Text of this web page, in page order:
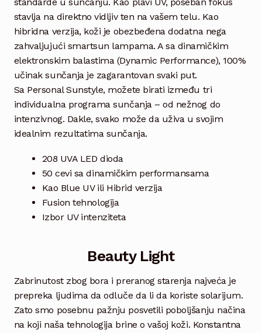
standarde u sunčanju. Kao plavi UV, poseban fokus
stavlja na direktno vidljiv ten na vašem telu. Kao
hibridna verzija, koži je obezbeđena dodatna nega
zahvaljujući smartsun lampama. A sa dinamičkim
elektronskim balastima (Dynamic Performance), 100%
učinak sunčanja je zagarantovan svaki put.
Sa Personal Sunstyle, možete birati između tri
individualna programa sunčanja – od nežnog do
intenzivnog. Dakle, svako može da uživa u svojim
idealnim rezultatima sunčanja.
208 UVA LED dioda
50 cevi sa dinamičkim performansama
Kao Blue UV ili Hibrid verzija
Fusion tehnologija
Izbor UV intenziteta
Beauty Light
Zabrinutost zbog bora i preranog starenja najveća je
prepreka ljudima da odluče da li da koriste solarijum.
Zato smo posebnu pažnju posvetili poboljšanju načina
na koji naša tehnologija brine o vašoj koži. Konstantna